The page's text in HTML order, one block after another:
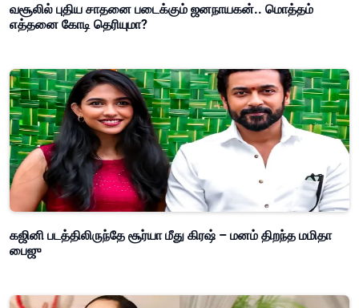
வசூலில் புதிய சாதனை படைக்கும் ஜனநாயகன்.. மொத்தம்
எத்தனை கோடி தெரியுமா?
கஜினி படத்திலிருந்தே சூர்யா மீது கிரஷ் – மனம் திறந்த மமிதா
பைஜு